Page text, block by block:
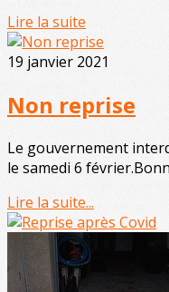
Lire la suite
19 janvier 2021
Non reprise
Le gouvernement
le samedi 6
Lire la suite...